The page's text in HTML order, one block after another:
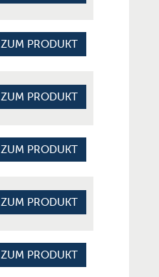
ZUM PRODUKT
ZUM PRODUKT
ZUM PRODUKT
ZUM PRODUKT
ZUM PRODUKT